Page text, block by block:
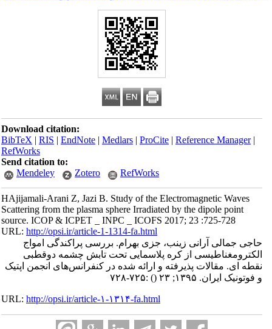
Download citation:
BibTeX|RIS|EndNote|Medlars|ProCite|Reference Manager
RefWorks
Send citation to:
Mendeley
Zotero RefWorks
HAjijamali-Arani Z, Jazi B. Study of the Electromagnetic Waves
Scattering from the plasma sphere Irradiated by the dipole point
source. ICOP & ICPET _ INPC _ ICOFS 2017; 23 :725-728
URL:http://opsi.ir/article-1-1314-fa.html
حاجی جمالی آرانی زینب، جزی بهرام. بررسی پراکندگی امواج
الکترومغناطیسی از کره پلاسمایی تحت تابش چشمه دوقطبی
نقطه ای. مقالات پذیرفته و ارائه شده در کنفرانس‌های انجمن اپتیک
و فوتونیک ایران. ۱۳۹۵; ۲۳
() :۷۲۵-۷۲۸
URL:http://opsi.ir/article-۱-۱۳۱۴-fa.html